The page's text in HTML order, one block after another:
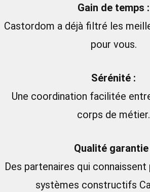
Gain de temps :
Castordom a déjà filtré les
pour vous.
Sérénité :
Une coordination facilitée
corps de métier.
Qualité garantie
Des partenaires qui
systèmes constructifs